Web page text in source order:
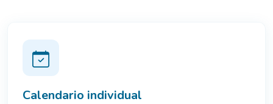
Calendario individual